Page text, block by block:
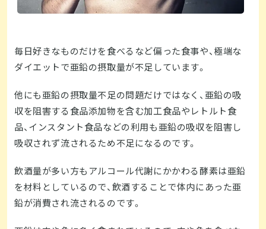
毎日好きなものだけを食べるなど偏った食事や、極端な
ダイエットで亜鉛の摂取量が不足しています。
他にも亜鉛の摂取量不足の問題だけではなく、亜鉛の吸
収を阻害する食品添加物を含む加工食品やレトルト食
品、インスタント食品などの利用も亜鉛の吸収を阻害し
吸収されず流されるため不足になるのです。
飲酒量が多い方もアルコール代謝にかかわる酵素は亜鉛
を材料としているので、飲酒することで体内にあった亜
鉛が消費され流されるのです。